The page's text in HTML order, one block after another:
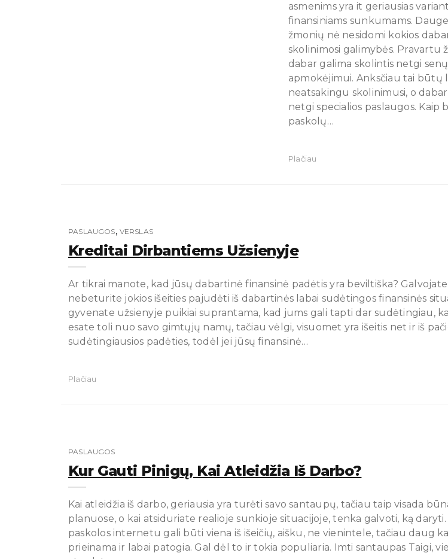
asmenims yra it geriausias
finansiniams sunkumams.
žmonių nė nesidomi kokios
skolinimosi galimybės. Pravartu
dabar galima skolintis netgi
apmokėjimui. Anksčiau tai būtų
neatsakingu skolinimusi, o
netgi specialios paslaugos. Kaip
paskolų…
Plačiau
PASLAUGOS, VERSLAS
Kreditai Dirbantiems Užsienyje
Ar tikrai manote, kad jūsų dabartinė finansinė padėtis yra beviltiška?
nebeturite jokios išeities pajudėti iš dabartinės labai sudėtingos finansinės
gyvenate užsienyje puikiai suprantama, kad jums gali tapti dar sudėtingiau,
esate toli nuo savo gimtųjų namų, tačiau vėlgi, visuomet yra išeitis net ir iš
sudėtingiausios padėties, todėl jei jūsų finansinė…
Plačiau
PASLAUGOS
Kur Gauti Pinigų, Kai Atleidžia Iš Darbo?
Kai atleidžia iš darbo, geriausia yra turėti savo santaupų, tačiau taip visada
planuose, o kai atsiduriate realioje sunkioje situacijoje, tenka galvoti, ką daryti.
paskolos internetu gali būti viena iš išeičių, aišku, ne vienintele, tačiau daug
prieinama ir labai patogia. Gal dėl to ir tokia populiaria. Imti santaupas Taigi,